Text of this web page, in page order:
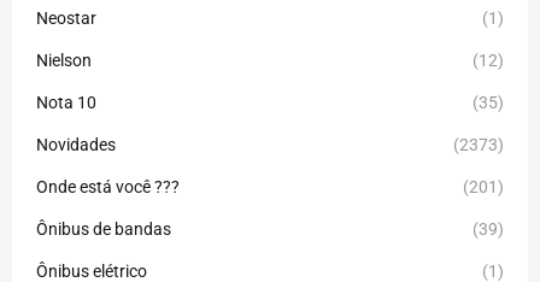
Neostar (1)
Nielson (12)
Nota 10 (35)
Novidades (2373)
Onde está você ??? (201)
Ônibus de bandas (39)
Ônibus elétrico (1)